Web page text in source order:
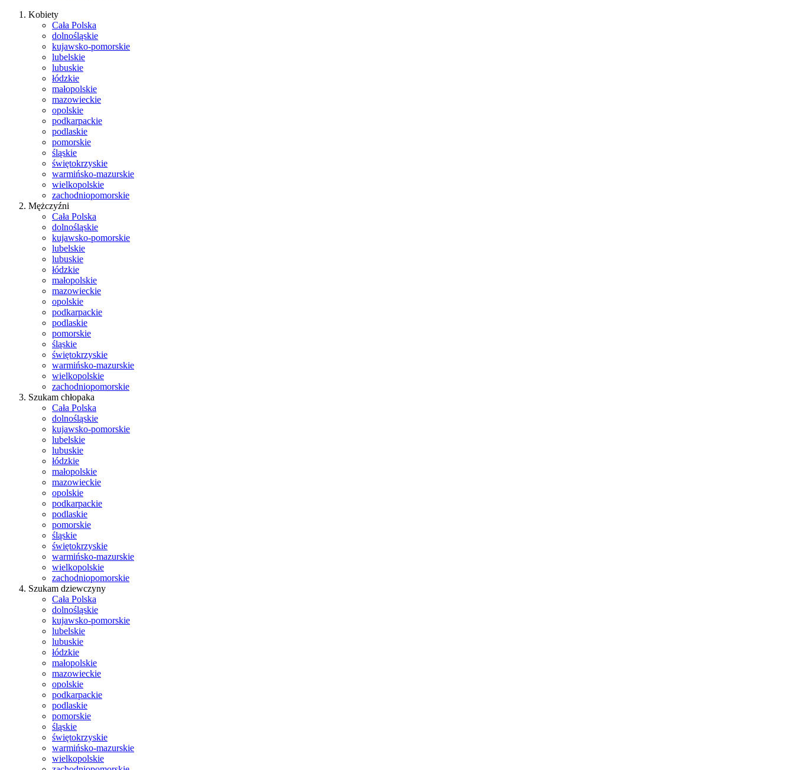
Kobiety
Cała Polska
dolnośląskie
kujawsko-pomorskie
lubelskie
lubuskie
łódzkie
małopolskie
mazowieckie
opolskie
podkarpackie
podlaskie
pomorskie
śląskie
świętokrzyskie
warmińsko-mazurskie
wielkopolskie
zachodniopomorskie
Mężczyźni
Cała Polska
dolnośląskie
kujawsko-pomorskie
lubelskie
lubuskie
łódzkie
małopolskie
mazowieckie
opolskie
podkarpackie
podlaskie
pomorskie
śląskie
świętokrzyskie
warmińsko-mazurskie
wielkopolskie
zachodniopomorskie
Szukam chłopaka
Cała Polska
dolnośląskie
kujawsko-pomorskie
lubelskie
lubuskie
łódzkie
małopolskie
mazowieckie
opolskie
podkarpackie
podlaskie
pomorskie
śląskie
świętokrzyskie
warmińsko-mazurskie
wielkopolskie
zachodniopomorskie
Szukam dziewczyny
Cała Polska
dolnośląskie
kujawsko-pomorskie
lubelskie
lubuskie
łódzkie
małopolskie
mazowieckie
opolskie
podkarpackie
podlaskie
pomorskie
śląskie
świętokrzyskie
warmińsko-mazurskie
wielkopolskie